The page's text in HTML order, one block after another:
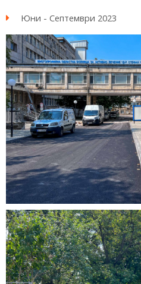
Юни - Септември 2023